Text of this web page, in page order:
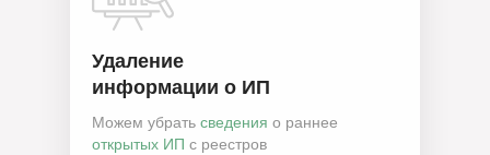
Удаление
информации о ИП
Можем убрать сведения о раннее
открытых ИП с реестров